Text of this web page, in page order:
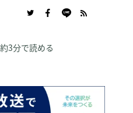
約3分で読める